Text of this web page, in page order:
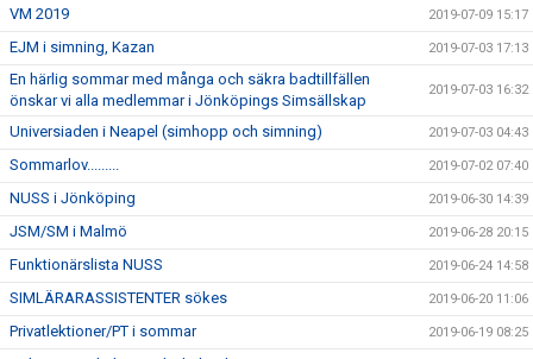
VM 2019 2019-07-09 15:17
EJM i simning, Kazan 2019-07-03 17:13
En härlig sommar med många och säkra badtillfällen
önskar vi alla medlemmar i Jönköpings Simsällskap
2019-07-03 16:32
Universiaden i Neapel (simhopp och simning) 2019-07-03 04:43
Sommarlov......... 2019-07-02 07:40
NUSS i Jönköping 2019-06-30 14:39
JSM/SM i Malmö 2019-06-28 20:15
Funktionärslista NUSS 2019-06-24 14:58
SIMLÄRARASSISTENTER sökes 2019-06-20 11:06
Privatlektioner/PT i sommar 2019-06-19 08:25